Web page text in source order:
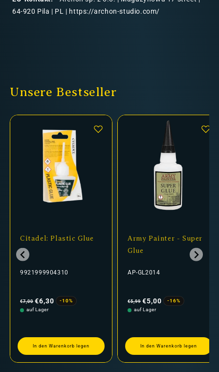
64-920 Pila | PL | https://archon-studio.com/
Unsere Bestseller
Citadel: Plastic Glue
9921999904310
Preis
€7,00 €6,30
-10%
auf Lager
In den Warenkorb legen
Army Painter - Super
Glue
AP-GL2014
Preis
€5,99 €5,00
-16%
auf Lager
In den Warenkorb legen